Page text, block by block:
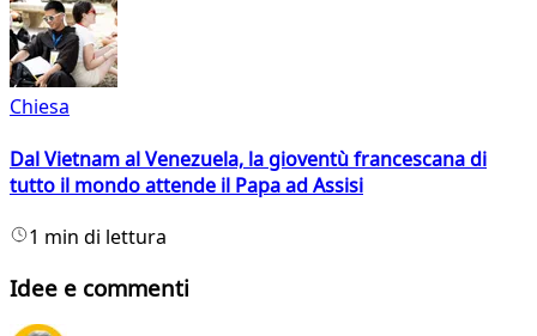
Chiesa
Dal Vietnam al Venezuela, la gioventù francescana di
tutto il mondo attende il Papa ad Assisi
1 min di lettura
Idee e commenti